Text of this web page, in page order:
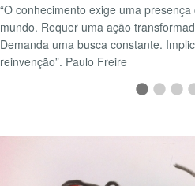
“O conhecimento exige uma
mundo. Requer uma ação
Demanda uma busca constante.
reinvenção”. Paulo Freire